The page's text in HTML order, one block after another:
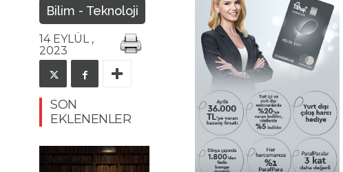
Bilim - Teknoloji
14 EYLÜL ,
2023
SON
EKLENENLER